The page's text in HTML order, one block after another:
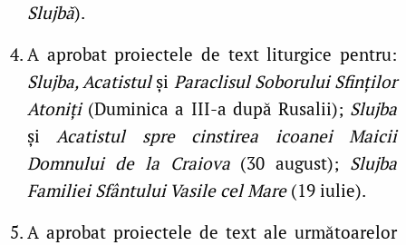
Slujbă).
A aprobat proiectele de text liturgice pentru:
Slujba, Acatistulși Paraclisul Soborului Sfinților
Atoniți(Duminica a III-a după Rusalii); Slujba
și Acatistul
spre cinstirea icoanei Maicii
Domnului de la Craiova(30 august); Slujba
Familiei Sfântului Vasile cel Mare(19 iulie).
A aprobat proiectele de text ale următoarelor